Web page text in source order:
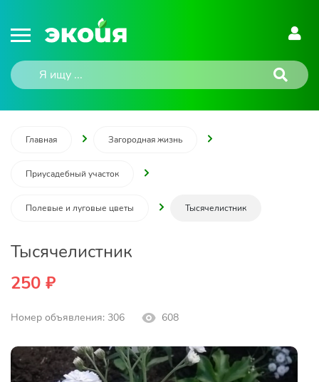
Главная Загородная жизнь
Приусадебный участок
Полевые и луговые цветы Тысячелистник
Тысячелистник
250 ₽
Номер объявления: 306 608